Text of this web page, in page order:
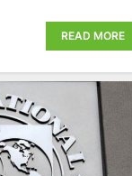
READ MORE